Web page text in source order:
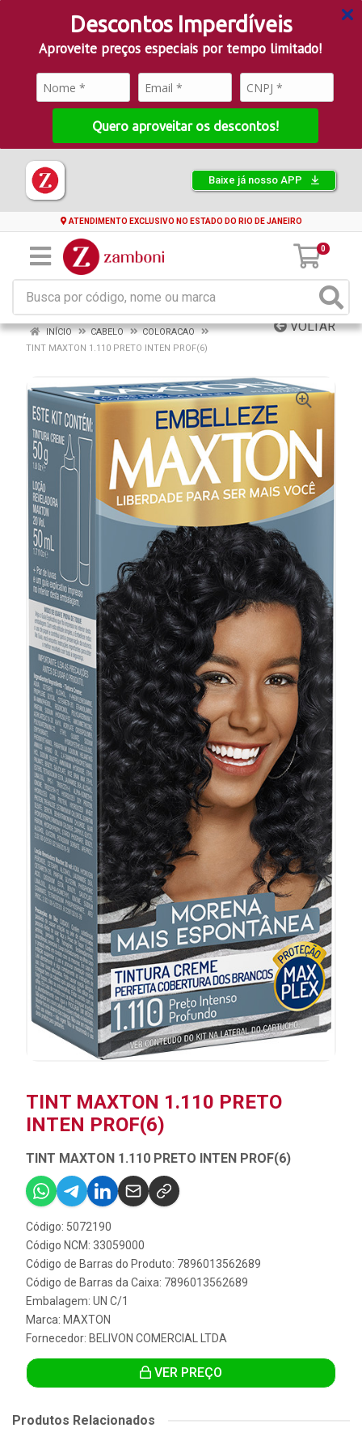
Descontos Imperdíveis
Aproveite preços especiais por tempo limitado!
Quero aproveitar os descontos!
Baixe já nosso APP
ATENDIMENTO EXCLUSIVO NO ESTADO DO RIO DE JANEIRO
0
VOLTAR
INÍCIO CABELO
COLORACAO
TINT MAXTON 1.110 PRETO INTEN PROF(6)
TINT MAXTON 1.110 PRETO
INTEN PROF(6)
TINT MAXTON 1.110 PRETO INTEN PROF(6)
Código: 5072190
Código NCM: 33059000
Código de Barras do Produto: 7896013562689
Código de Barras da Caixa: 7896013562689
Embalagem: UN C/1
Marca: MAXTON
Fornecedor: BELIVON COMERCIAL LTDA
VER PREÇO
Produtos Relacionados